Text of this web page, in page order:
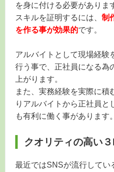
を身に付ける必要がありま
スキルを証明するには、 制
を作る事が効果的です。
アルバイトとして現場経験
行う事で、正社員になる為
上がります。
また、実務経験を実際に積
りアルバイトから正社員と
も有利に働く事があります。
クオリティの高い
最近ではSNSが流行してい